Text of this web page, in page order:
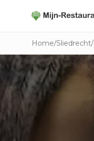
Home/Sliedrecht/